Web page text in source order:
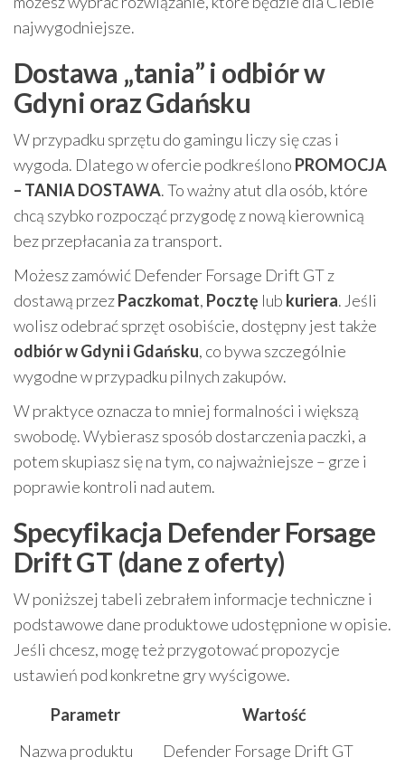
najwygodniejsze.
Dostawa „tania” i odbiór w
Gdyni oraz Gdańsku
W przypadku sprzętu do gamingu liczy się czas i
wygoda. Dlatego w ofercie podkreślono PROMOCJA
– TANIA DOSTAWA. To ważny atut dla osób, które
chcą szybko rozpocząć przygodę z nową kierownicą
bez przepłacania za transport.
Możesz zamówić Defender Forsage Drift GT z
dostawą przezPaczkomat, Pocztę lub kuriera. Jeśli
wolisz odebrać sprzęt osobiście, dostępny jest także
odbiór w Gdyni i Gdańsku, co bywa szczególnie
wygodne w przypadku pilnych zakupów.
W praktyce oznacza to mniej formalności i większą
swobodę. Wybierasz sposób dostarczenia paczki, a
potem skupiasz się na tym, co najważniejsze – grze i
poprawie kontroli nad autem.
Specyfikacja Defender Forsage
Drift GT (dane z oferty)
W poniższej tabeli zebrałem informacje techniczne i
podstawowe dane produktowe udostępnione w opisie.
Jeśli chcesz, mogę też przygotować propozycje
ustawień pod konkretne gry wyścigowe.
Parametr
Wartość
Nazwa produktu
Defender Forsage Drift GT